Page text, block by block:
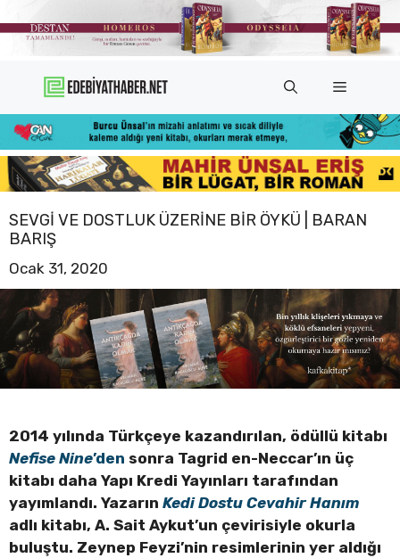
atla
Menü
SEVGI VE DOSTLUK ÜZERINE BIR ÖYKÜ | BARAN
BARIŞ
Ocak 31, 2020
2014 yılında Türkçeye kazandırılan, ödüllü kitabı
Nefise Nine’den sonra Tagrid en-Neccar’ın üç
kitabı daha Yapı Kredi Yayınları tarafından
yayımlandı. Yazarın Kedi Dostu Cevahir Hanım
adlı kitabı, A. Sait Aykut’un çevirisiyle okurla
buluştu. Zeynep Feyzi’nin resimlerinin yer aldığı